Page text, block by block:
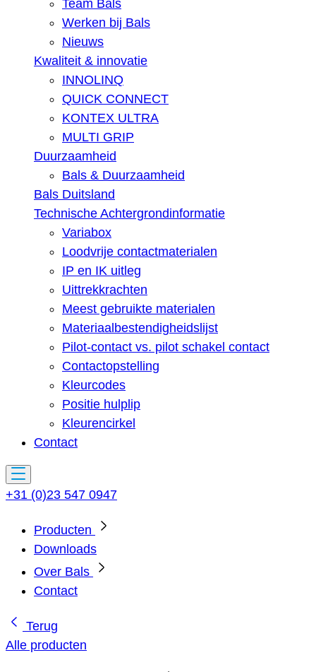
Team Bals
Werken bij Bals
Nieuws
Kwaliteit & innovatie
INNOLINQ
QUICK CONNECT
KONTEX ULTRA
MULTI GRIP
Duurzaamheid
Bals & Duurzaamheid
Bals Duitsland
Technische Achtergrondinformatie
Variabox
Loodvrije contactmaterialen
IP en IK uitleg
Uittrekkrachten
Meest gebruikte materialen
Materiaalbestendigheidslijst
Pilot-contact vs. pilot schakel contact
Contactopstelling
Kleurcodes
Positie hulplip
Kleurencirkel
Contact
+31 (0)23 547 0947
Producten
Downloads
Over Bals
Contact
Terug
Alle producten